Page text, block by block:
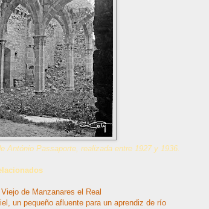
António Passaporte, realizada entre 1927 y 1936.
de Manzanares el Real
un pequeño afluente para un aprendiz de río